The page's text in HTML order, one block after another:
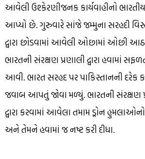
આવેલી ઉશ્કેરણીજનક કાર્યવાહીનો
આપ્યો છે. ગુરુવારે સાંજે જમ્મુના સરહદી
દ્વારા છોડવામાં આવેલી ઓછામાં ઓછી
ભારતની સંરક્ષણ પ્રણાલી દ્વારા હવામાં
આવી. ભારત સરહદ પર પાકિસ્તાનની દરેક
જવાબ આપતું જોવા મળ્યું. ભારતની સંરક્ષણ
દ્વારા કરવામાં આવેલા તમામ ડ્રોન
અને તેમને હવામાં જ નષ્ટ કરી દીધા.